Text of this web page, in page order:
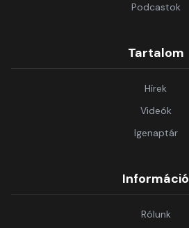
Podcastok
Tartalom
Hírek
Videók
Igenaptár
Információ
Rólunk